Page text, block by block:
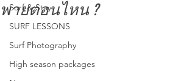
Surf & Stay
SURF LESSONS
Surf Photography
High season packages
พายตอนไหน ?